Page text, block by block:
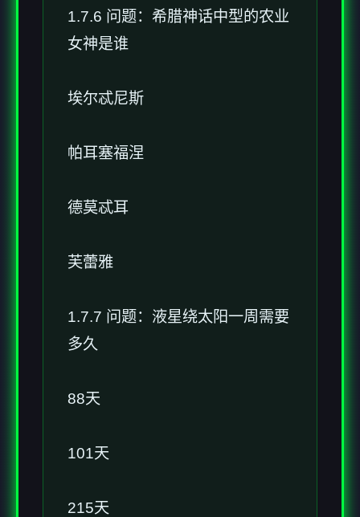
1.7.6 问题：希腊神话中型的农业
女神是谁
埃尔忒尼斯
帕耳塞福涅
德莫忒耳
芙蕾雅
1.7.7 问题：液星绕太阳一周需要
多久
88天
101天
215天